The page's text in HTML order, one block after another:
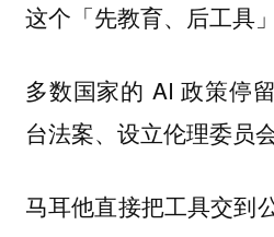
这个「先教育、后工具
多数国家的 AI 政策停
台法案、设立伦理委员
马耳他直接把工具交到